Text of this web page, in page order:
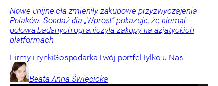
Nowe unijne cła zmieniły zakupowe przyzwyczajenia
Polaków. Sondaż dla „Wprost” pokazuje, że niemal
połowa badanych ograniczyła zakupy na azjatyckich
platformach.
Firmy i rynkiGospodarkaTwój portfelTylko u Nas
Beata Anna Święcicka